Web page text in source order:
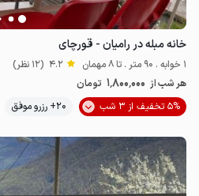
خانه مبله در رامیان - قورچای
1 خوابه . 90 متر . تا 8 مهمان 4.2 (12 نظر)
هر شب از 1٬800٬000 تومان
5% تخفیف از 3 شب
20+ رزرو موفق